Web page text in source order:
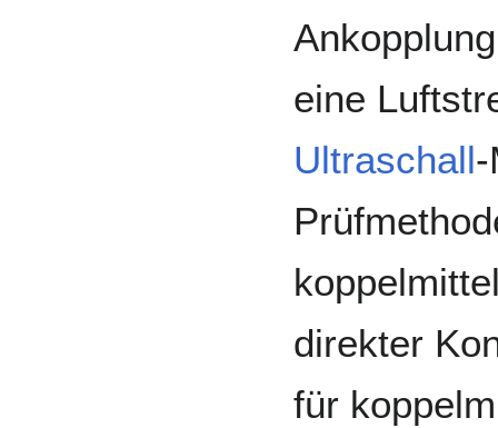
eine
Ultraschall­-
direkter
für